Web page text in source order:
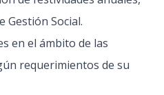
Gestión Social.
en el ámbito de las
requerimientos de su